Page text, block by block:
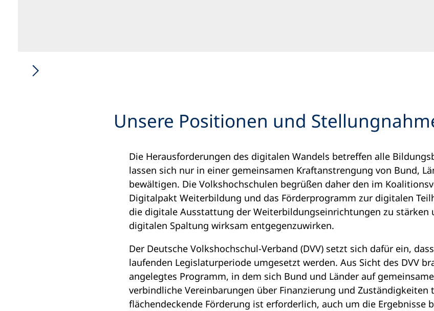
Unsere Positionen und
Die Herausforderungen des digitalen Wandels betreffen alle
lassen sich nur in einer gemeinsamen Kraftanstrengung von Bund,
bewältigen. Die Volkshochschulen begrüßen daher den im
Digitalpakt Weiterbildung und das Förderprogramm zur digitalen
die digitale Ausstattung der Weiterbildungseinrichtungen zu stärken
digitalen Spaltung wirksam entgegenzuwirken.
Der Deutsche Volkshochschul-Verband (DVV) setzt sich dafür ein,
laufenden Legislaturperiode umgesetzt werden. Aus Sicht des DVV
angelegtes Programm, in dem sich Bund und Länder auf
verbindliche Vereinbarungen über Finanzierung und Zuständigkeiten
flächendeckende Förderung ist erforderlich, auch um die Ergebnisse